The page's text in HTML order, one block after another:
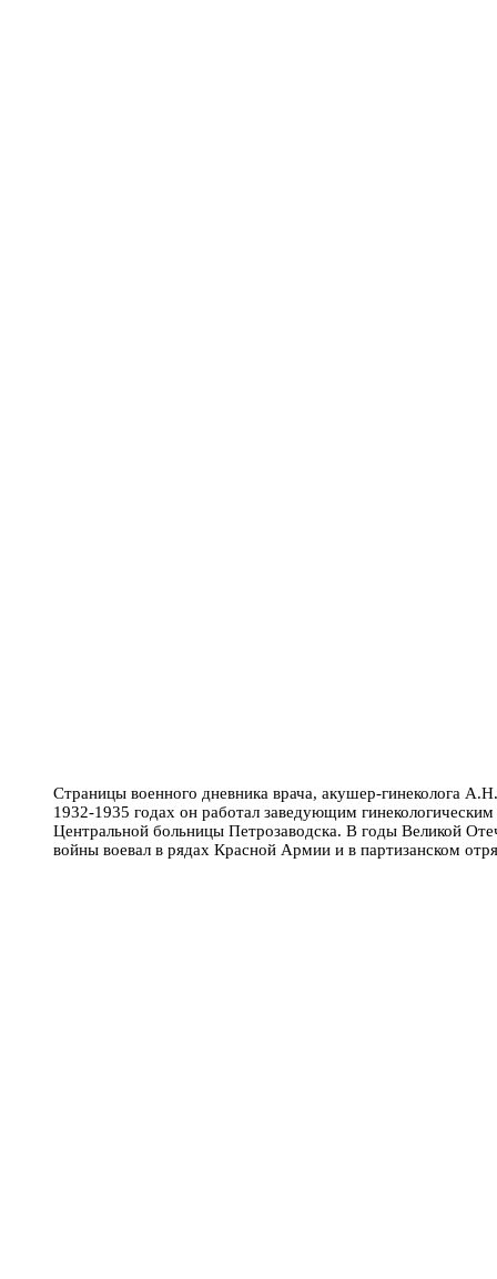
Страницы военного дневника врача, акушер-гинеколога
1932-1935 годах он работал заведующим
Центральной больницы Петрозаводска. В годы Великой
войны воевал в рядах Красной Армии и в партизанском